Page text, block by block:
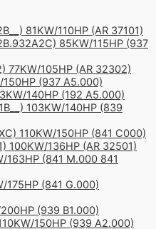
81KW/110HP (AR 37101)
85KW/115HP (937
77KW/105HP (AR 32302)
150HP (937 A5.000)
140HP (192 A5.000)
103KW/140HP (839
110KW/150HP (841 C000)
100KW/136HP (AR 32501)
163HP (841 M.000 841
175HP (841 G.000)
(939 B1.000)
150HP (939 A2.000)